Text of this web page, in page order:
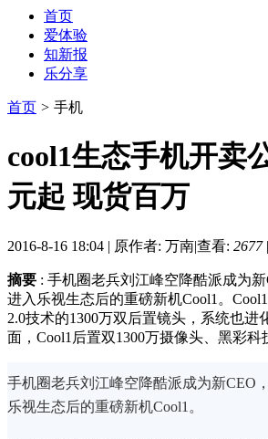
首页
爱体验
知新报
乐分享
首页 > 手机
cool1生态手机开卖
元起 现货百万
2016-8-16 18:04 | 原作者: 万南|查看: 2677|
摘要 : 手机圈老兵刘江峰空降酷派成为
进入乐视生态后的重磅新机Cool1。
2.0技术的1300万双后置镜头，系统也进
面，Cool1后置双1300万摄像头、黑彩科
手机圈老兵刘江峰空降酷派成为新CEO
乐视生态后的重磅新机Cool1。